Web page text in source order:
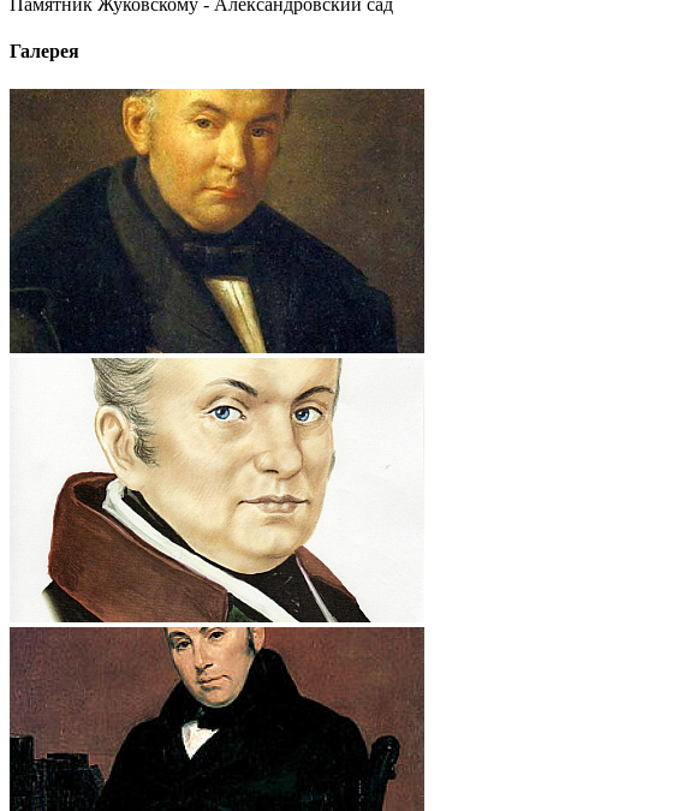
Памятник Жуковскому - Александровский сад
Галерея